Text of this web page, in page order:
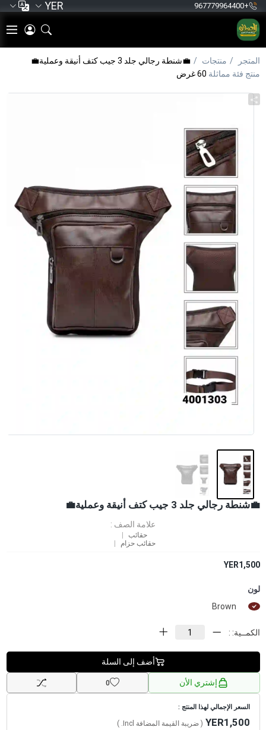
+967779964400
YER
المتجر منتجات
💼شنطة رجالي جلد 3 جيب كتف أنيقة وعملية💼
منتج فئة مماثلة 60 غرض
💼شنطة رجالي جلد 3 جيب كتف أنيقة وعملية💼
علامة الصف :
حقائب
حقائب حزام
YER1,500
لون
Brown
الكمــية: :
أضف إلى السلة
إشتري الأن 0
السعر الإجمالي لهذا المنتج :
YER1,500 ( ضريبة القيمة المضافة Incl.
)